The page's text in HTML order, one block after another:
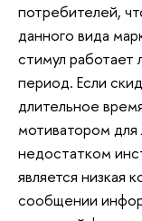
потребителей,
данного вида
стимул работает
период. Если
длительное
мотиватором
недостатком
является низкая
сообщении